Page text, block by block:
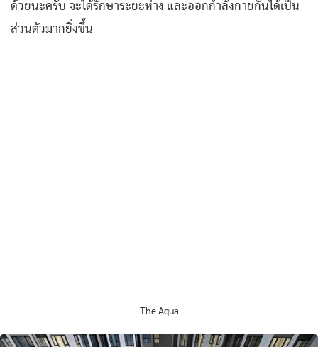
ด้วยนะครับ จะได้รักษาระยะห่าง และออกกำลังกายกันได้เป็น
ส่วนตัวมากยิ่งขึ้น
The Aqua